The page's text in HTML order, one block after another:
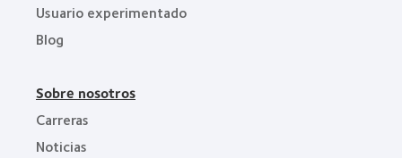
Usuario experimentado
Blog
Sobre nosotros
Carreras
Noticias